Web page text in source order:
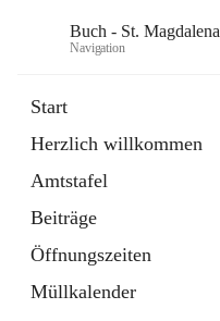
Buch - St. Magdalena
Navigation
Start
Herzlich willkommen
Amtstafel
Beiträge
Öffnungszeiten
Müllkalender
11 Schnellzugriffe
Bürgerservice
10 Schnellzugriffe